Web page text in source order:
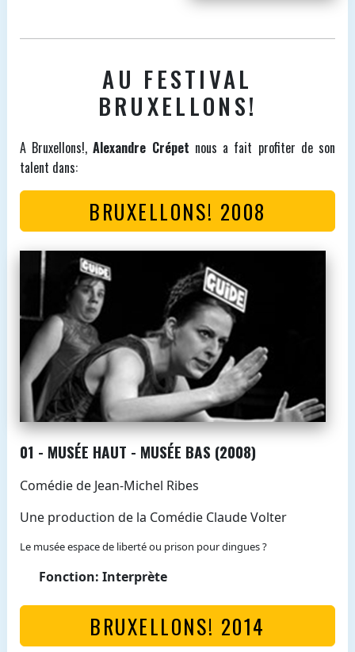
AU FESTIVAL
BRUXELLONS!
A Bruxellons!,Alexandre Crépet nous a fait profiter de son
talent dans:
BRUXELLONS! 2008
01 - MUSÉE HAUT - MUSÉE BAS (2008)
Comédie de Jean-Michel Ribes
Une production de la Comédie Claude Volter
Le musée espace de liberté ou prison pour dingues ?
Fonction: Interprète
BRUXELLONS! 2014